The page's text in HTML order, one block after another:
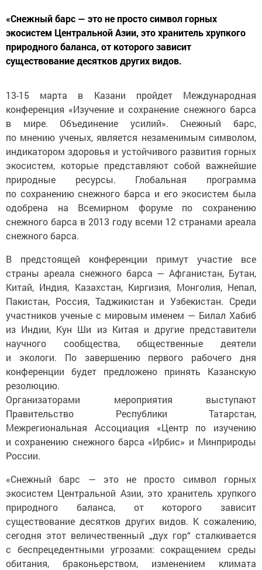
«Снежный барс — это не просто символ горных
экосистем Центральной Азии, это хранитель хрупкого
природного баланса, от которого зависит
существование десятков других видов.
13-15 марта в Казани пройдет Международная
конференция «Изучение и сохранение снежного барса
в мире. Объединение усилий». Снежный барс,
по мнению ученых, является незаменимым символом,
индикатором здоровья и устойчивого развития горных
экосистем, которые представляют собой важнейшие
природные ресурсы. Глобальная программа
по сохранению снежного барса и его экосистем была
одобрена на Всемирном форуме по сохранению
снежного барса в 2013 году всеми 12 странами ареала
снежного барса.
В предстоящей конференции примут участие все
страны ареала снежного барса — Афганистан, Бутан,
Китай, Индия, Казахстан, Киргизия, Монголия, Непал,
Пакистан, Россия, Таджикистан и Узбекистан. Среди
участников ученые с мировым именем — Билал Хабиб
из Индии, Кун Ши из Китая и другие представители
научного сообщества, общественные деятели
и экологи. По завершению первого рабочего дня
конференции будет предложено принять Казанскую
резолюцию.
Организаторами мероприятия выступают
Правительство Республики Татарстан,
Межрегиональная Ассоциация «Центр по изучению
и сохранению снежного барса «Ирбис» и Минприроды
России.
«Снежный барс — это не просто символ горных
экосистем Центральной Азии, это хранитель хрупкого
природного баланса, от которого зависит
существование десятков других видов. К сожалению,
сегодня этот величественный „дух гор“ сталкивается
с беспрецедентными угрозами: сокращением среды
обитания, браконьерством, изменением климата